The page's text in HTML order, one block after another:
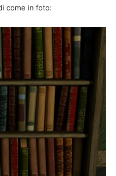
come in foto: